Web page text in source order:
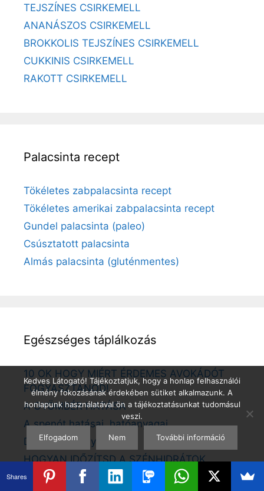
TEJSZÍNES CSIRKEMELL
ANANÁSZOS CSIRKEMELL
BROKKOLIS TEJSZÍNES CSIRKEMELL
CUKKINIS CSIRKEMELL
RAKOTT CSIRKEMELL
Palacsinta recept
Tökéletes zabpalacsinta recept
Tökéletes amerikai zabpalacsinta recept
Gundel palacsinta (paleo)
Csúsztatott palacsinta
Almás palacsinta (gluténmentes)
Egészséges táplálkozás
10 OK HOGY MIÉRT ÉRDEMES AVOKÁDÓT
FOGYASZTANOD!
A GYÖMBÉR HATÁSA
A spenót hatásai, hatóanyagai
D vitamin hiány
HOGYAN IDŐZÍTSD A SZÉNHIDRÁTOK
FOGYASZTÁSÁT?
Kedves Látogató! Tájékoztatjuk, hogy a honlap felhasználói
élmény fokozásának érdekében sütiket alkalmazunk. A
honlapunk használatával ön a tájékoztatásunkat tudomásul
veszi.
Elfogadom Nem További információ
Shares